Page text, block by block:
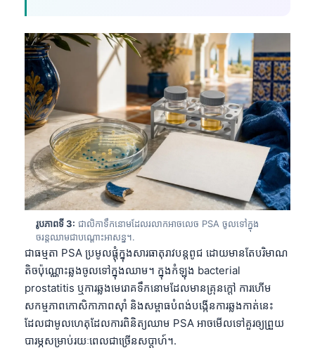
រូបភាពទី 3: ជាលិកាទឹកនោមដែលរលាកអាចលេច PSA ចូលទៅក្នុង
ចរន្តឈាមជាបណ្តោះអាសន្ន។.
ជាធម្មតា PSA ប្រមូលផ្តុំក្នុងសារធាតុរាវបន្តពូជ ដោយមានតែបរិមាណ
តិចប៉ុណ្ណោះឆ្លងចូលទៅក្នុងឈាម។ ក្នុងកំឡុង bacterial
prostatitis ឬការឆ្លងមេរោគទឹកនោមដែលមានគ្រុនក្តៅ ការហើម
សកម្មភាពកោសិកាភាពស៊ាំ និងសម្ពាធបំពង់បង្កើនការឆ្លងកាត់នេះ
ដែលជាមូលហេតុដែលការពិនិត្យឈាម PSA អាចមើលទៅគួរឲ្យព្រួយ
បារម្ភសម្រាប់រយៈពេលជាច្រើនសប្តាហ៍។.